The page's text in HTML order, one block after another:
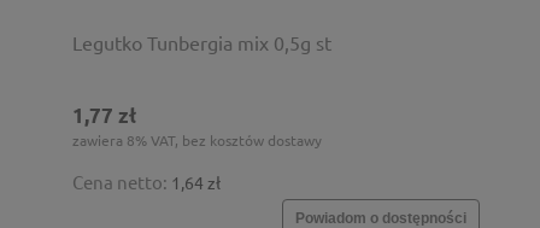
Legutko Tunbergia mix 0,5g st
1,77 zł
zawiera 8% VAT, bez kosztów dostawy
Cena netto: 1,64 zł
Powiadom o dostępności